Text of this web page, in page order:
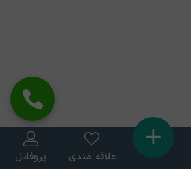
علاقه مندی پروفایل